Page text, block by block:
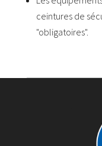
ceintures de
"obligatoires".